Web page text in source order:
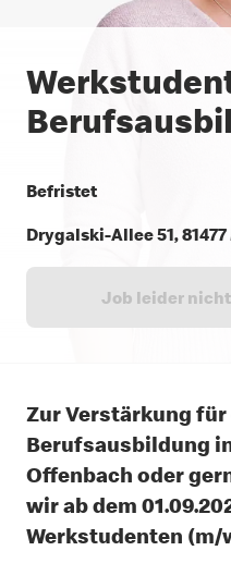
Befristet
Drygalski-Allee 51,
Job leider
Zur Verstärkung für
Berufsausbildung
Offenbach oder
wir ab dem
Werkstudenten (m/